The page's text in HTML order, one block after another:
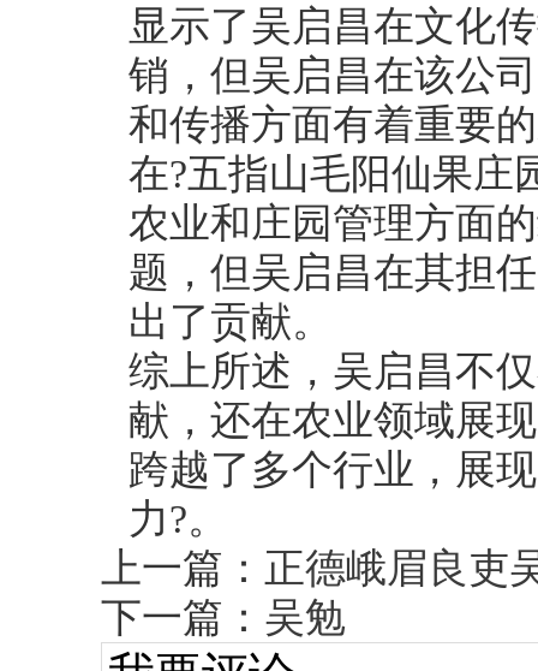
显示了吴启昌在文化
销，但吴启昌在该公
和传播方面有着重要
在?五指山毛阳仙果庄
农业和庄园管理方面
题，但吴启昌在其担
出了贡献。
综上所述，吴启昌不
献，还在农业领域展
跨越了多个行业，展
力?。
上一篇： 正德峨眉良吏
下一篇： 吴勉